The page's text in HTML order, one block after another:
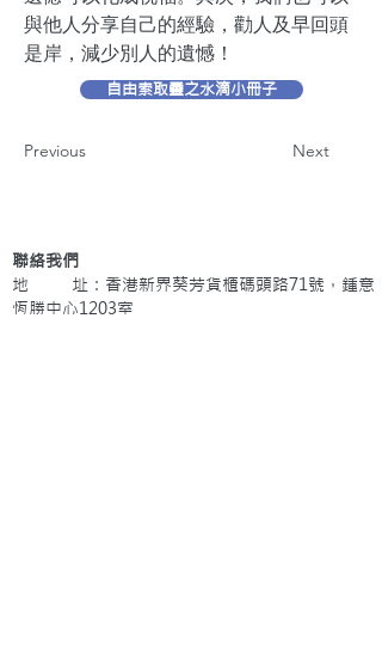
與他人分享自己的經驗，勸人及早回頭
是岸，減少別人的遺憾！
自由索取靈之水滴小冊子
Previous Next
聯絡我們
地 址：香港新界葵芳貨櫃碼頭路71號，鍾意
恆勝中心1203室